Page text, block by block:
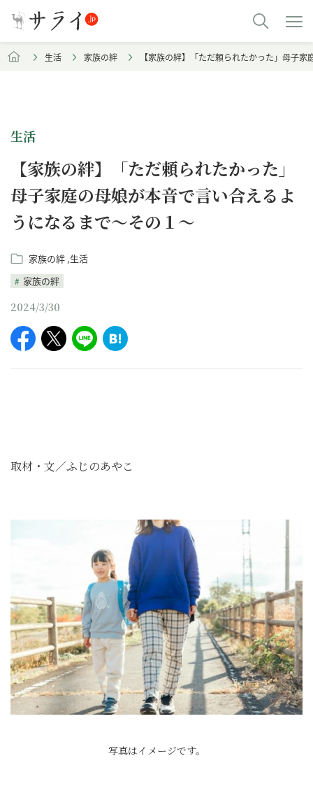
生活 家族の絆 【家族の絆】「ただ頼られたかった」母子
生活
【家族の絆】「ただ頼られたかった」
母子家庭の母娘が本音で言い合えるよ
うになるまで～その１～
家族の絆 生活
家族の絆
2024/3/30
取材・文／ふじのあやこ
写真はイメージです。